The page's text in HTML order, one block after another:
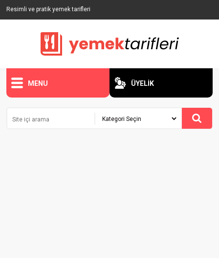
Resimli ve pratik yemek tarifleri
MENU ÜYELİK